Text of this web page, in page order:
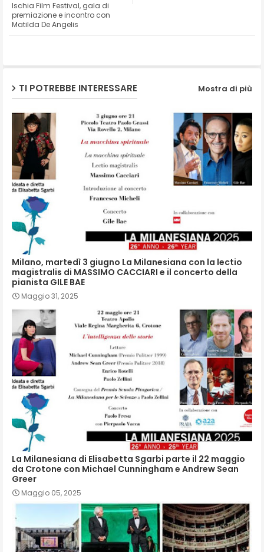
Ischia Film Festival, gala di
premiazione e incontro con
Matilda De Angelis
TI POTREBBE INTERESSARE Mostra di più
Milano, martedì 3 giugno La Milanesiana con la lectio
magistralis di MASSIMO CACCIARI e il concerto della
pianista GILE BAE
Maggio 31, 2025
La Milanesiana di Elisabetta Sgarbi parte il 22 maggio
da Crotone con Michael Cunningham e Andrew Sean
Greer
Maggio 05, 2025